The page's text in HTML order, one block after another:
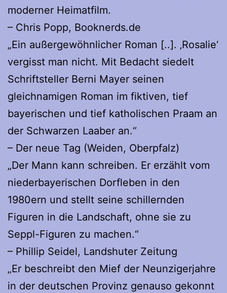
moderner Heimatfilm.
– Chris Popp, Booknerds.de
„Ein außergewöhnlicher Roman [..]. ‚Rosalie‘
vergisst man nicht. Mit Bedacht siedelt
Schriftsteller Berni Mayer seinen
gleichnamigen Roman im fiktiven, tief
bayerischen und tief katholischen Praam an
der Schwarzen Laaber an.“
– Der neue Tag (Weiden, Oberpfalz)
„Der Mann kann schreiben. Er erzählt vom
niederbayerischen Dorfleben in den
1980ern und stellt seine schillernden
Figuren in die Landschaft, ohne sie zu
Seppl-Figuren zu machen.“
– Phillip Seidel, Landshuter Zeitung
„Er beschreibt den Mief der Neunzigerjahre
in der deutschen Provinz genauso gekonnt